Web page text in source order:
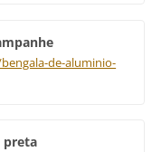
de-aluminio-
preta